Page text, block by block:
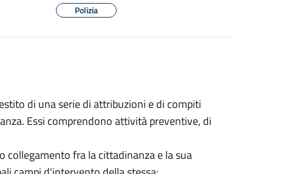
Polizia
di una serie di attribuzioni e di compiti
Essi comprendono attività preventive, di
collegamento fra la cittadinanza e la sua